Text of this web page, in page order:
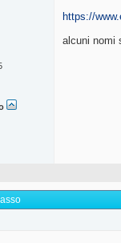
https://
alcuni nomi